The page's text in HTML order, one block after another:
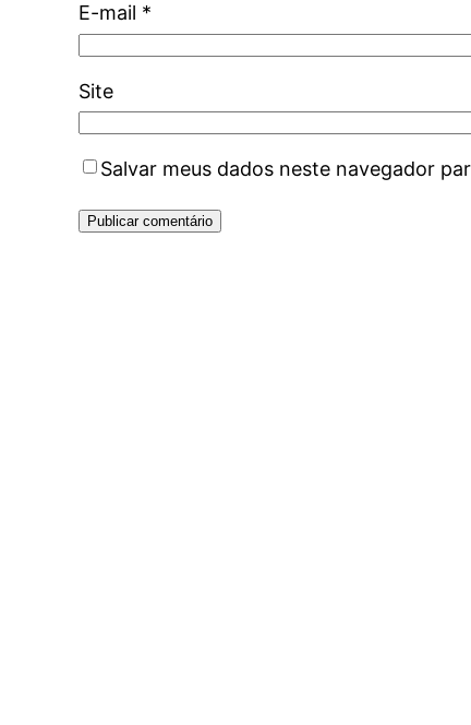
E-mail *
Site
Salvar meus dados neste navegador